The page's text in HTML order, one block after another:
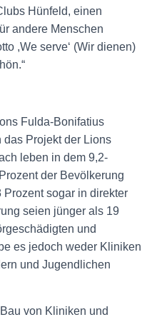
Hünfeld, einen
andere Menschen
,We serve‘ (Wir dienen)
Fulda-Bonifatius
das Projekt der Lions
leben in dem 9,2-
der Bevölkerung
Prozent sogar in direkter
seien jünger als 19
und
es jedoch weder Kliniken
und Jugendlichen
von Kliniken und